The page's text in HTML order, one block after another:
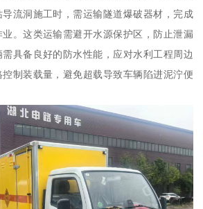
流洞施工时，需运输隧道爆破器材，完成
。这类运输需避开水源保护区，防止泄漏
具备良好的防水性能，应对水利工程周边
制装载量，避免超载导致车辆陷进泥泞便